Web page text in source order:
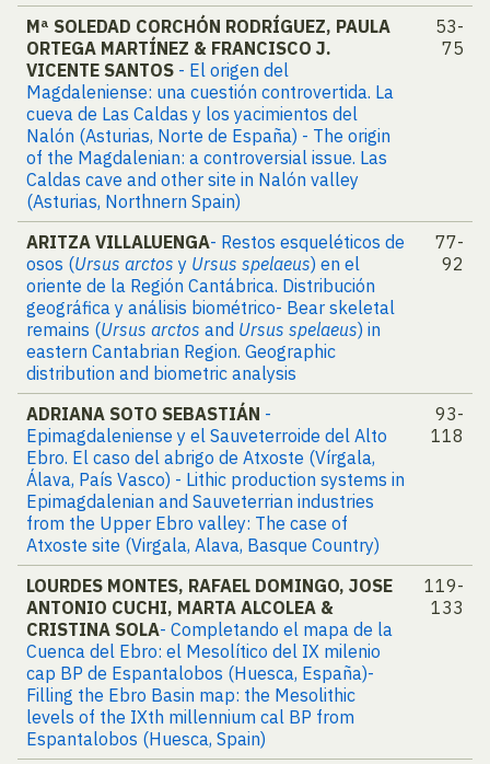
Mª SOLEDAD CORCHÓN RODRÍGUEZ, PAULA
ORTEGA MARTÍNEZ & FRANCISCO J.
VICENTE SANTOS - El origen del
Magdaleniense: una cuestión controvertida. La
cueva de Las Caldas y los yacimientos del
Nalón (Asturias, Norte de España) - The origin
of the Magdalenian: a controversial issue. Las
Caldas cave and other site in Nalón valley
(Asturias, Northnern Spain)
53-
75
ARITZA VILLALUENGA- Restos esqueléticos de
osos (Ursus arctos y Ursus spelaeus) en el
oriente de la Región Cantábrica. Distribución
geográfica y análisis biométrico- Bear skeletal
remains (Ursus arctos and Ursus spelaeus) in
eastern Cantabrian Region. Geographic
distribution and biometric analysis
77-
92
ADRIANA SOTO SEBASTIÁN -
Epimagdaleniense y el Sauveterroide del Alto
Ebro. El caso del abrigo de Atxoste (Vírgala,
Álava, País Vasco) - Lithic production systems in
Epimagdalenian and Sauveterrian industries
from the Upper Ebro valley: The case of
Atxoste site (Virgala, Alava, Basque Country)
93-
118
LOURDES MONTES, RAFAEL DOMINGO, JOSE
ANTONIO CUCHI, MARTA ALCOLEA &
CRISTINA SOLA- Completando el mapa de la
Cuenca del Ebro: el Mesolítico del IX milenio
cap BP de Espantalobos (Huesca, España)-
Filling the Ebro Basin map: the Mesolithic
levels of the IXth millennium cal BP from
Espantalobos (Huesca, Spain)
119-
133